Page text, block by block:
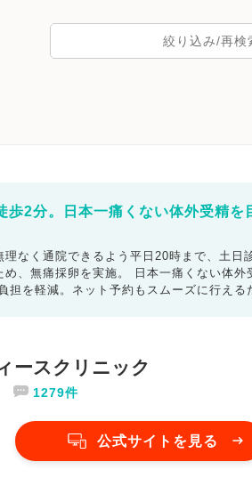
絞り込み/再検
歩2分。日本一痛くない体外受精
理なく通院できるよう平日20時まで、土
め、無痛採卵を実施。 日本一痛くない体
担を軽減。ネット予約もスムーズに行える
ースクリニック
1279件
公式サイトを見る